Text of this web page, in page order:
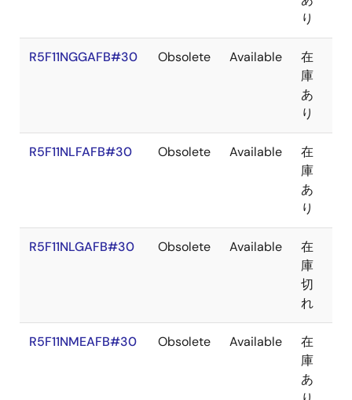
り
R5F11NGGAFB#30 Obsolete Available
在
庫
あ
り
R5F11NLFAFB#30 Obsolete Available
在
庫
あ
り
R5F11NLGAFB#30 Obsolete Available
在
庫
切
れ
R5F11NMEAFB#30 Obsolete Available
在
庫
あ